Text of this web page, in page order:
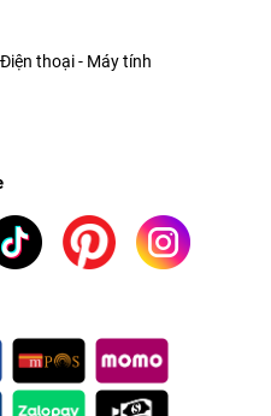
thoại - Máy tính